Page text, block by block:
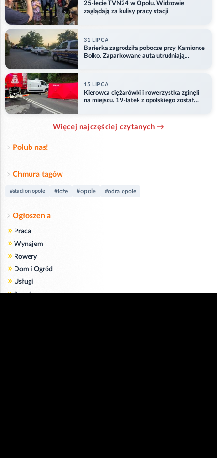
25-lecie TVN24 w Opolu. Widzowie
zaglądają za kulisy pracy stacji
31 LIPCA
Barierka zagrodziła pobocze przy Kamionce
Bolko. Zaparkowane auta utrudniają
15 LIPCA
Kierowca ciężarówki i rowerzystka zginęli
na miejscu. 19-latek z opolskiego został
Więcej najczęściej czytanych →
Polub nas!
Chmura tagów
#stadion opole #loże #opole #odra opole
Ogłoszenia
» Praca
» Wynajem
» Rowery
» Dom i Ogród
» Usługi
» Serwis